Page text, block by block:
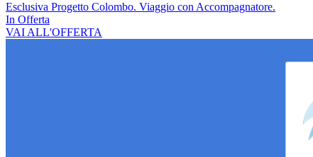
Esclusiva Progetto Colombo. Viaggio con Accompagnatore.
In Offerta
VAI ALL'OFFERTA